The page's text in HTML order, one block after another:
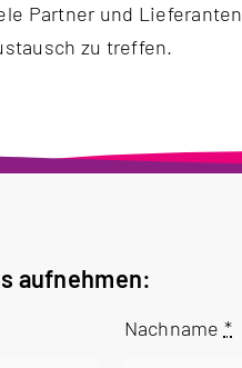
Partner und
zu treffen.
aufnehmen:
Nachname *